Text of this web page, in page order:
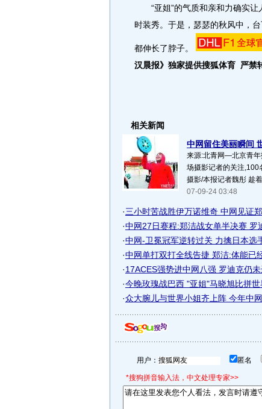
“亚姐”的气质和亲和力确实让
时装秀。于是，瑟瑟的秋风中，
都伸长了脖子。
汉晨报》独家提供搜狐体育 严禁
相关新闻
中网留住美丽瞬间
来源:北青网—北京青年
场摄影记者的关注,100
摄影/本报记者魏彤 趁
07-09-24 03:48
·三小时苦战胜伊万诺维奇 中网见证
·中网27日赛程:郑洁战女单半决赛 罗
·中网-卫冕冠军逆转过关 力擒日本选
·中网单打双打全线告捷 郑洁:体能已
·17ACES强势进中网八强 罗迪克仍未
·今晚玫瑰战巴西 "亚姐"马晓旭比拼世
·众大腕儿与世界小姐齐上阵 今年中
用户： 匿名
*搜狗拼音输入法，中文处理专家>>